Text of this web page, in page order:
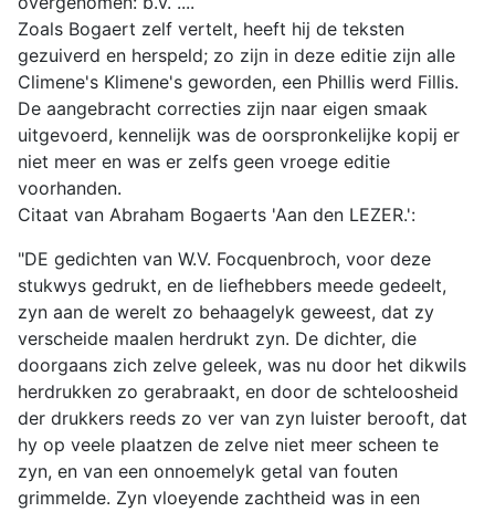
Zoals Bogaert zelf vertelt, heeft hij de teksten
gezuiverd en herspeld; zo zijn in deze editie zijn alle
Climene's Klimene's geworden, een Phillis werd Fillis.
De aangebracht correcties zijn naar eigen smaak
uitgevoerd, kennelijk was de oorspronkelijke kopij er
niet meer en was er zelfs geen vroege editie
voorhanden.
Citaat van Abraham Bogaerts 'Aan den LEZER.':
"DE gedichten van W.V. Focquenbroch, voor deze
stukwys gedrukt, en de liefhebbers meede gedeelt,
zyn aan de werelt zo behaagelyk geweest, dat zy
verscheide maalen herdrukt zyn. De dichter, die
doorgaans zich zelve geleek, was nu door het dikwils
herdrukken zo gerabraakt, en door de schteloosheid
der drukkers reeds zo ver van zyn luister berooft, dat
hy op veele plaatzen de zelve niet meer scheen te
zyn, en van een onnoemelyk getal van fouten
grimmelde. Zyn vloeyende zachtheid was in een